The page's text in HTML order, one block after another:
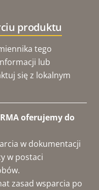
produktu
tego
lub
się z lokalnym
oferujemy do
w dokumentacji
w postaci
zasad wsparcia po